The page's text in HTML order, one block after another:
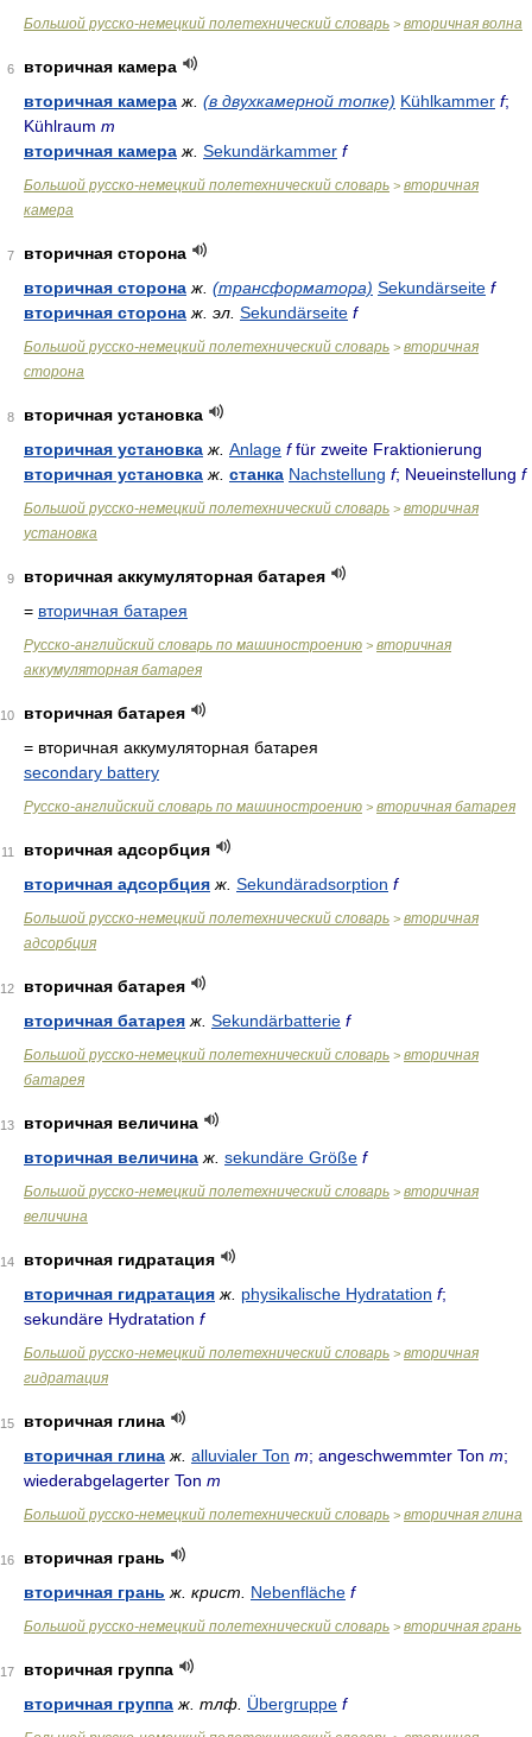
Большой русско-немецкий полетехнический словарь > вторичная волна
6
вторичная камера
вторичная камера ж. (в двухкамерной топке) Kühlkammer f;
Kühlraum m
вторичная камера ж. Sekundärkammer f
Большой русско-немецкий полетехнический словарь > вторичная
камера
7
вторичная сторона
вторичная сторона ж. (трансформатора) Sekundärseite f
вторичная сторона ж. эл. Sekundärseite f
Большой русско-немецкий полетехнический словарь > вторичная
сторона
8
вторичная установка
вторичная установка ж. Anlage ffür zweite Fraktionierung
вторичная установка ж. станка Nachstellung f; Neueinstellung f
Большой русско-немецкий полетехнический словарь > вторичная
установка
9
вторичная аккумуляторная батарея
= вторичная батарея
Русско-английский словарь по машиностроению > вторичная
аккумуляторная батарея
10
вторичная батарея
= вторичная аккумуляторная батарея
secondary battery
Русско-английский словарь по машиностроению > вторичная батарея
11
вторичная адсорбция
вторичная адсорбция ж. Sekundäradsorption f
Большой русско-немецкий полетехнический словарь > вторичная
адсорбция
12
вторичная батарея
вторичная батарея ж. Sekundärbatterie f
Большой русско-немецкий полетехнический словарь > вторичная
батарея
13
вторичная величина
вторичная величина ж. sekundäre Größe f
Большой русско-немецкий полетехнический словарь > вторичная
величина
14
вторичная гидратация
вторичная гидратация ж. physikalische Hydratation f;
sekundäre Hydratation f
Большой русско-немецкий полетехнический словарь > вторичная
гидратация
15
вторичная глина
вторичная глина ж. alluvialer Ton m; angeschwemmter Ton m;
wiederabgelagerter Ton m
Большой русско-немецкий полетехнический словарь > вторичная глина
16
вторичная грань
вторичная грань ж. крист. Nebenfläche f
Большой русско-немецкий полетехнический словарь > вторичная грань
17
вторичная группа
вторичная группа ж. тлф. Übergruppe f